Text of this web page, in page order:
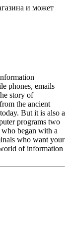
и может
phones, emails
story of
the ancient
But it is also a
programs two
who began with a
who want your
of information